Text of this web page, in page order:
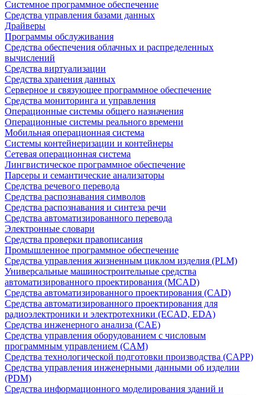
Системное программное обеспечение
Средства управления базами данных
Драйверы
Программы обслуживания
Средства обеспечения облачных и распределенных
вычислений
Средства виртуализации
Средства хранения данных
Серверное и связующее программное обеспечение
Средства мониторинга и управления
Операционные системы общего назначения
Операционные системы реального времени
Мобильная операционная система
Системы контейнеризации и контейнеры
Сетевая операционная система
Лингвистическое программное обеспечение
Парсеры и семантические анализаторы
Средства речевого перевода
Средства распознавания символов
Средства распознавания и синтеза речи
Средства автоматизированного перевода
Электронные словари
Средства проверки правописания
Промышленное программное обеспечение
Средства управления жизненным циклом изделия (PLM)
Универсальные машиностроительные средства
автоматизированного проектирования (MCAD)
Средства автоматизированного проектирования (CAD)
Средства автоматизированного проектирования для
радиоэлектроники и электротехники (ECAD, EDA)
Средства инженерного анализа (CAE)
Средства управления оборудованием с числовым
программным управлением (CAM)
Средства технологической подготовки производства (CAPP)
Средства управления инженерными данными об изделии
(PDM)
Средства информационного моделирования зданий и